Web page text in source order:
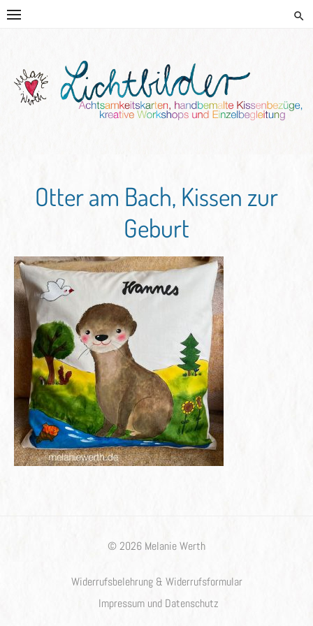
Skip
HANDGEMALTE KISSEN UND
KREATIVE BEGLEITUNG
Otter am Bach, Kissen zur
Geburt
© 2026 Melanie Werth
Widerrufsbelehrung & Widerrufsformular
Impressum und Datenschutz